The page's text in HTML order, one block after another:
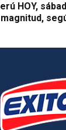
HOY,